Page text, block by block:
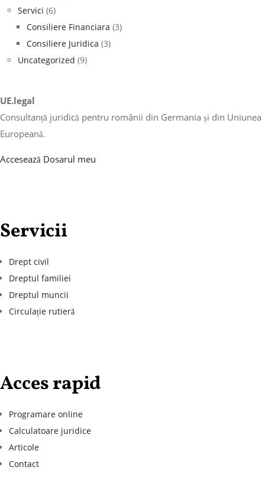
Servici (6)
Consiliere Financiara (3)
Consiliere Juridica (3)
Uncategorized (9)
UE.legal
Consultanță juridică pentru românii din Germania și din Uniunea
Europeană.
Accesează Dosarul meu
Servicii
Drept civil
Dreptul familiei
Dreptul muncii
Circulație rutieră
Acces rapid
Programare online
Calculatoare juridice
Articole
Contact